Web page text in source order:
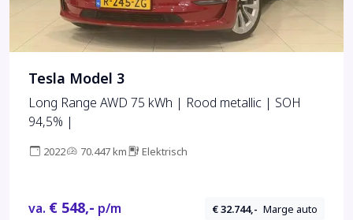
Tesla Model 3
Long Range AWD 75 kWh | Rood metallic | SOH
94,5% |
2022 70.447 km Elektrisch
va. € 548,- p/m € 32.744,- Marge auto